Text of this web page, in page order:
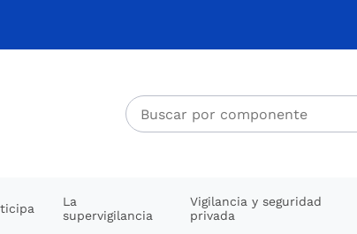
La
supervigilancia
Vigilancia y seguridad
privada